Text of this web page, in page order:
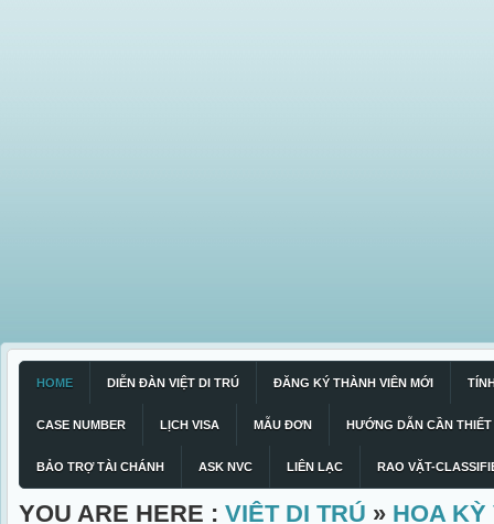
HOME DIỄN ĐÀN VIỆT DI TRÚ ĐĂNG KÝ THÀNH VIÊN MỚI
CASE NUMBER LỊCH VISA MẪU ĐƠN HƯỚNG DẪN CẦN THIẾT
BẢO TRỢ TÀI CHÁNH ASK NVC LIÊN LẠC RAO VẶT-
YOU ARE HERE : VIỆT DI TRÚ » HOA KỲ